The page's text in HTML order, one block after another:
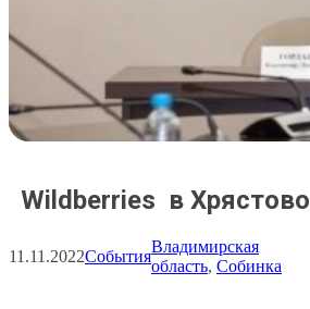
Wildberries в Хрястово
11.11.2022События
Владимирская
область, Собинка